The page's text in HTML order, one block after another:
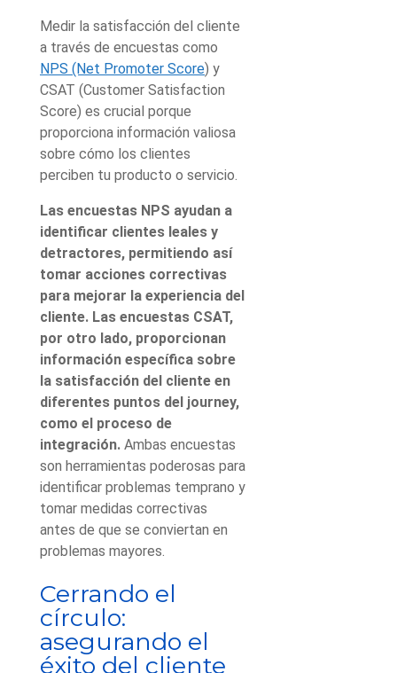
Medir la satisfacción del cliente
a través de encuestas como
NPS (Net Promoter Score) y
CSAT (Customer Satisfaction
Score) es crucial porque
proporciona información valiosa
sobre cómo los clientes
perciben tu producto o servicio.
Las encuestas NPS ayudan a
identificar clientes leales y
detractores, permitiendo así
tomar acciones correctivas
para mejorar la experiencia del
cliente. Las encuestas CSAT,
por otro lado, proporcionan
información específica sobre
la satisfacción del cliente en
diferentes puntos del journey,
como el proceso de
integración. Ambas encuestas
son herramientas poderosas para
identificar problemas temprano y
tomar medidas correctivas
antes de que se conviertan en
problemas mayores.
Cerrando el
círculo:
asegurando el
éxito del cliente